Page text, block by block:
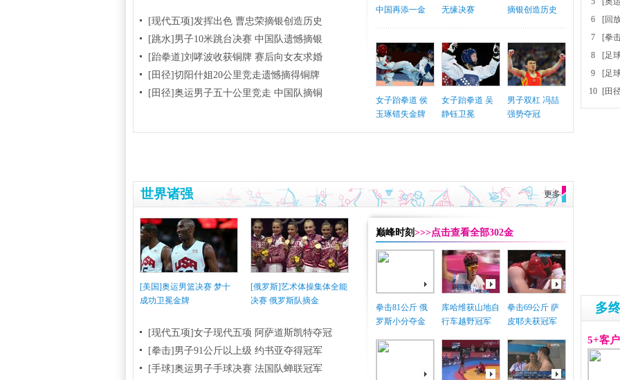
[现代五项]发挥出色 曹忠荣摘银创造历史
[跳水]男子10米跳台决赛 中国队遗憾摘银
[跆拳道]刘哮波收获铜牌 赛后向女友求婚
[田径]切阳什姐20公里竞走遗憾摘得铜牌
[田径]奥运男子五十公里竞走 中国队摘铜
中国再添一金
无缘决赛
摘银创造历史
女子跆拳道 侯
玉琢错失金牌
女子跆拳道 吴
静钰卫冕
男子双杠 冯喆
强势夺冠
世界诸强 更多
[美国]奥运男篮决赛 梦十
成功卫冕金牌
[俄罗斯]艺术体操集体全能
决赛 俄罗斯队摘金
[现代五项]女子现代五项 阿萨道斯凯特夺冠
[拳击]男子91公斤以上级 约书亚夺得冠军
[手球]奥运男子手球决赛 法国队蝉联冠军
巅峰时刻>>>点击查看全部302金
拳击81公斤 俄
罗斯小分夺金
库哈维获山地自
行车越野冠军
拳击69公斤 萨
皮耶夫获冠军
6
[回
7
[拳
8
[足
9
[足
10
[田
多
5+客